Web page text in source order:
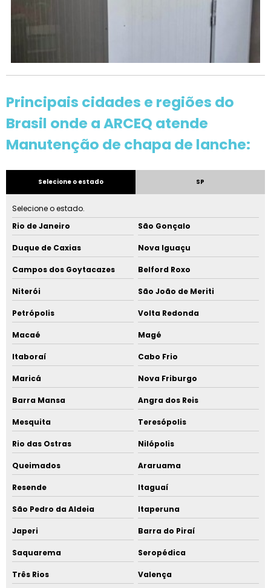
Principais cidades e regiões do
Brasil onde a ARCEQ atende
Manutenção de chapa de lanche:
Selecione o estado SP
Selecione o estado.
Rio de Janeiro
São Gonçalo
Duque de Caxias Nova Iguaçu
Campos dos Goytacazes Belford Roxo
Niterói São João de Meriti
Petrópolis Volta Redonda
Macaé Magé
Itaboraí Cabo Frio
Maricá Nova Friburgo
Barra Mansa Angra dos Reis
Mesquita Teresópolis
Rio das Ostras Nilópolis
Queimados Araruama
Resende Itaguaí
São Pedro da Aldeia Itaperuna
Japeri Barra do Piraí
Saquarema Seropédica
Três Rios Valença